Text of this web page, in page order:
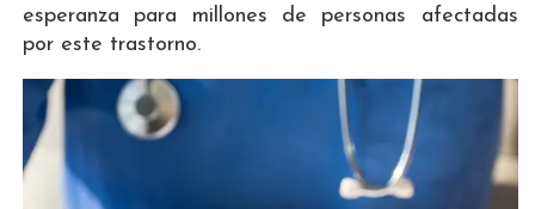
esperanza para millones de personas afectadas
por este trastorno.